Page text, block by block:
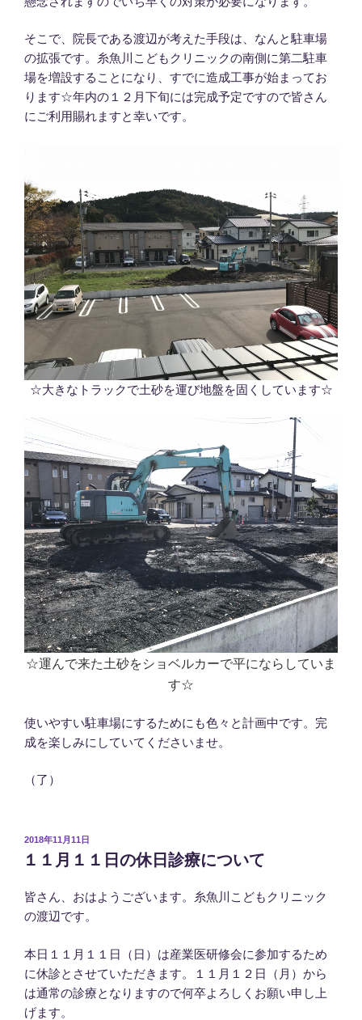
そこで、院長である渡辺が考えた手段は、なんと駐車場
の拡張です。糸魚川こどもクリニックの南側に第二駐車
場を増設することになり、すでに造成工事が始まってお
ります☆年内の１２月下旬には完成予定ですので皆さん
にご利用賜れますと幸いです。
☆大きなトラックで土砂を運び地盤を固くしています☆
☆運んで来た土砂をショベルカーで平にならしていま
す☆
使いやすい駐車場にするためにも色々と計画中です。完
成を楽しみにしていてくださいませ。
（了）
投
稿
日:
2018年11月11日
１１月１１日の休日診療について
皆さん、おはようございます。糸魚川こどもクリニック
の渡辺です。
本日１１月１１日（日）は産業医研修会に参加するため
に休診とさせていただきます。１１月１２日（月）から
は通常の診療となりますので何卒よろしくお願い申し上
げます。